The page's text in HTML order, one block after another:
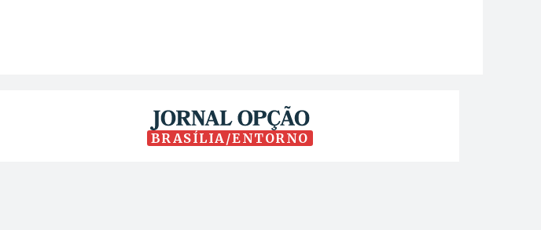
BRASÍLIA/ENTORNO